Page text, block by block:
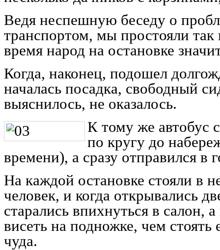
Ведя неспешную беседу о
транспортом, мы простояли так
время народ на остановке
Когда, наконец, подошел
началась посадка, свободный
выяснилось, не оказалось.
К тому же автобус
по кругу до
времени), а сразу отправился в
На каждой остановке стояли в
человек, и когда открывались
старались впихнуться в салон,
висеть на подножке, чем
чуда.